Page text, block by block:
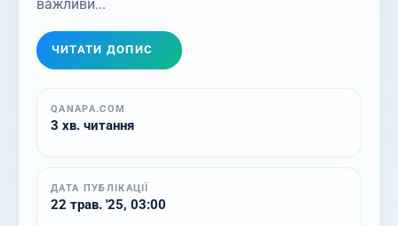
важливи...
ЧИТАТИ ДОПИС
QANAPA.COM
3 хв. читання
ДАТА ПУБЛІКАЦІЇ
22 трав. '25, 03:00